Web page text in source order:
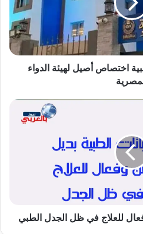
اختصاص أصيل لهيئة الدواء
للعلاج في ظل الجدل الطبي